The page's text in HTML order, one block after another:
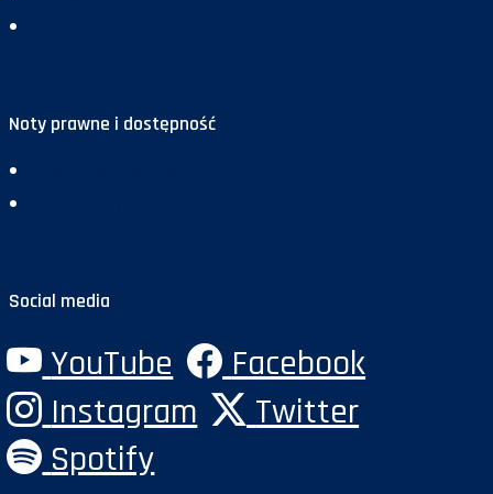
Noty prawne i dostępność
Social media
YouTube
Facebook
Instagram
Twitter
Spotify